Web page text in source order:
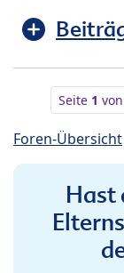
Seite 1 von
Foren-Übersicht
Hast